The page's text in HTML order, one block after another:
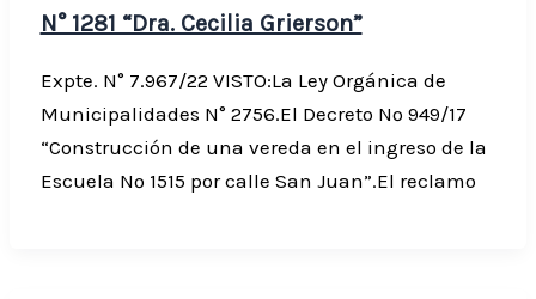
N° 1281 “Dra. Cecilia Grierson”
Expte. N° 7.967/22 VISTO:La Ley Orgánica de
Municipalidades N° 2756.El Decreto Nº 949/17
“Construcción de una vereda en el ingreso de la
Escuela Nº 1515 por calle San Juan”.El reclamo